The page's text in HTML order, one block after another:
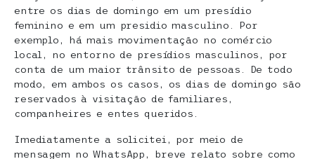
entre os dias de domingo em um presídio
feminino e em um presidio masculino. Por
exemplo, há mais movimentação no comércio
local, no entorno de presídios masculinos, por
conta de um maior trânsito de pessoas. De todo
modo, em ambos os casos, os dias de domingo são
reservados à visitação de familiares,
companheires e entes queridos.
Imediatamente a solicitei, por meio de
mensagem no WhatsApp, breve relato sobre como